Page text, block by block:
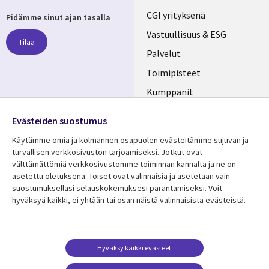
Useful
links
FINLAND
CGI yrityksenä
Vastuullisuus & ESG
Palvelut
Toimipisteet
Kumppanit
Resurssikeskus
Library
FINLAND
Asiakastarinat
Lisätietoa
Legal
Tietosuoja
Käyttöehdot
Yhteystiedot
Pidämme sinut ajan tasalla
Tilaa
Media
FINLAND
Evästeiden suostumus
Käytämme omia ja kolmannen osapuolen evästeitämme sujuvan ja
turvallisen verkkosivuston tarjoamiseksi. Jotkut ovat
välttämättömiä verkkosivustomme toiminnan kannalta ja ne on
asetettu oletuksena. Toiset ovat valinnaisia ​​ja asetetaan vain
suostumuksellasi selauskokemuksesi parantamiseksi. Voit
hyväksyä kaikki, ei yhtään tai osan näistä valinnaisista evästeistä.
Hyväksy kaikki evästeet